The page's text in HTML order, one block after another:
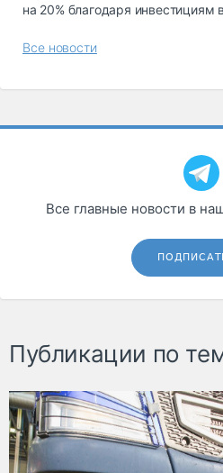
на 20% благодаря инвестициям
Все новости
Все главные новости в
Публикации по